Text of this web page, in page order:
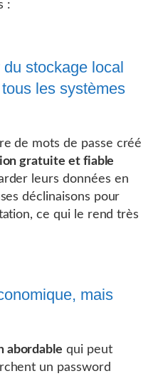
:
stockage local
les systèmes
de mots de passe créé
gratuite et fiable
leurs données en
déclinaisons pour
ce qui le rend très
mais
abordable qui peut
un password